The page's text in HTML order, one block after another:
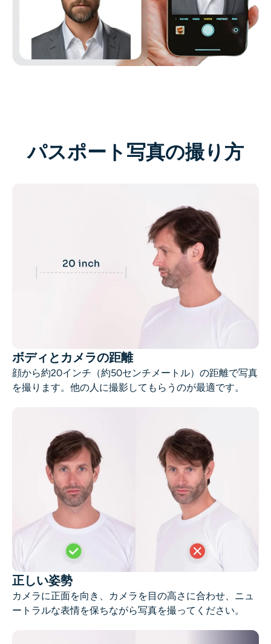
写真の復元
AIエクステンダー
AIベイビー
AIヘッドショットジェネレーター
パスポート写真メーカー
ビデオツール
ビデオエフェクト
ビデオエンハンサー
動画ウォーターマーク削除ツール
パスポート写真の撮り方
ボディとカメラの距離
顔から約20インチ（約50センチメートル）の距離で写真
を撮ります。他の人に撮影してもらうのが最適です。
正しい姿勢
カメラに正面を向き、カメラを目の高さに合わせ、ニュ
ートラルな表情を保ちながら写真を撮ってください。